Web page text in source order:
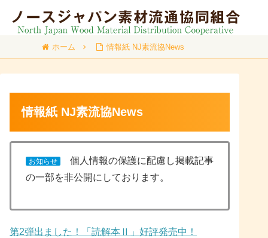
ホーム 情報紙 NJ素流協News
情報紙 NJ素流協News
お知らせ
個人情報の保護に配慮し掲載記事
の一部を非公開にしております。
第2弾出ました！「読解本Ⅱ」好評発売中！